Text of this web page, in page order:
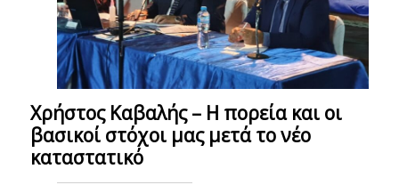
Χρήστος Καβαλής – Η πορεία και οι
βασικοί στόχοι μας μετά το νέο
καταστατικό